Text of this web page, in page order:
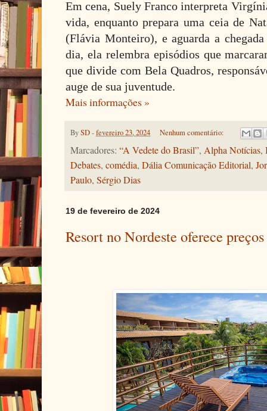
Em cena, Suely Franco interpreta
vida, enquanto prepara uma ceia de
(Flávia Monteiro), e aguarda a
dia, ela relembra episódios que
que divide com Bela Quadros,
auge de sua juventude.
Mais informações »
BySD-fevereiro 23, 2024 Nenhum comentário:
Marcadores: “A Vedete do Brasil”, Alpha Notícias,
Debates, comédia, Dália Comunicação Editorial,
Paulo, Sérgio Dias
19 de fevereiro de 2024
Resort no Nordeste oferece